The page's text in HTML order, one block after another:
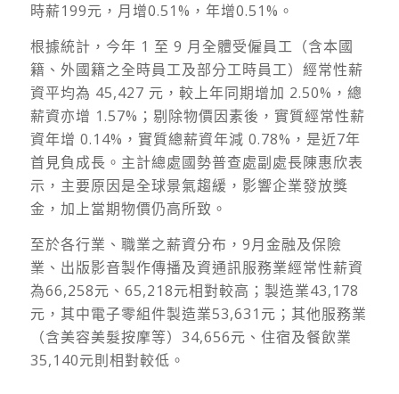
時薪199元，月增0.51%，年增0.51%。
根據統計，今年 1 至 9 月全體受僱員工（含本國
籍、外國籍之全時員工及部分工時員工）經常性薪
資平均為 45,427 元，較上年同期增加 2.50%，總
薪資亦增 1.57%；剔除物價因素後，實質經常性薪
資年增 0.14%，實質總薪資年減 0.78%，是近7年
首見負成長。主計總處國勢普查處副處長陳惠欣表
示，主要原因是全球景氣趨緩，影響企業發放獎
金，加上當期物價仍高所致。
至於各行業、職業之薪資分布，9月金融及保險
業、出版影音製作傳播及資通訊服務業經常性薪資
為66,258元、65,218元相對較高；製造業43,178
元，其中電子零組件製造業53,631元；其他服務業
（含美容美髮按摩等）34,656元、住宿及餐飲業
35,140元則相對較低。